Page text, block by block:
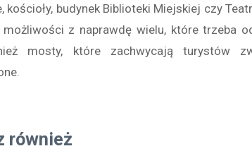
kościoły, budynek Biblioteki Miejskiej czy
z naprawdę wielu, które trzeba
mosty, które zachwycają turystów
również